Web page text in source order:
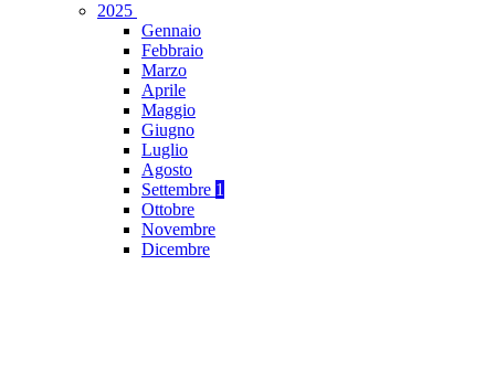
2025
Gennaio
Febbraio
Marzo
Aprile
Maggio
Giugno
Luglio
Agosto
Settembre 1
Ottobre
Novembre
Dicembre